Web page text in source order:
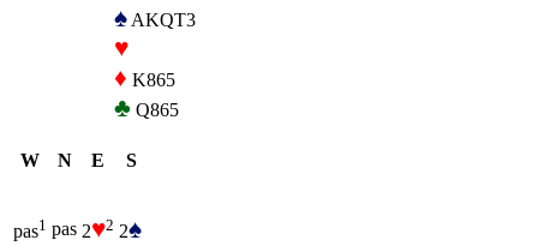
♠AKQT3
♥
♦ K865
♣ Q865
W N E S
pas1 pas 2♥2 2♠